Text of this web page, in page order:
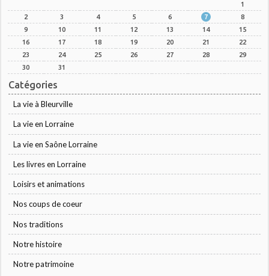
1
2
3 4 5 6 7
8
9
10 11 12 13 14
15
16
17 18 19 20 21
22
23
24 25 26 27 28
29
30
31
Catégories
La vie à Bleurville
La vie en Lorraine
La vie en Saône Lorraine
Les livres en Lorraine
Loisirs et animations
Nos coups de coeur
Nos traditions
Notre histoire
Notre patrimoine